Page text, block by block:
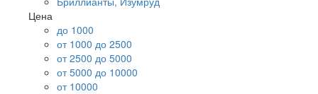
Цена
до 1000
от 1000 до 2500
от 2500 до 5000
от 5000 до 10000
от 10000